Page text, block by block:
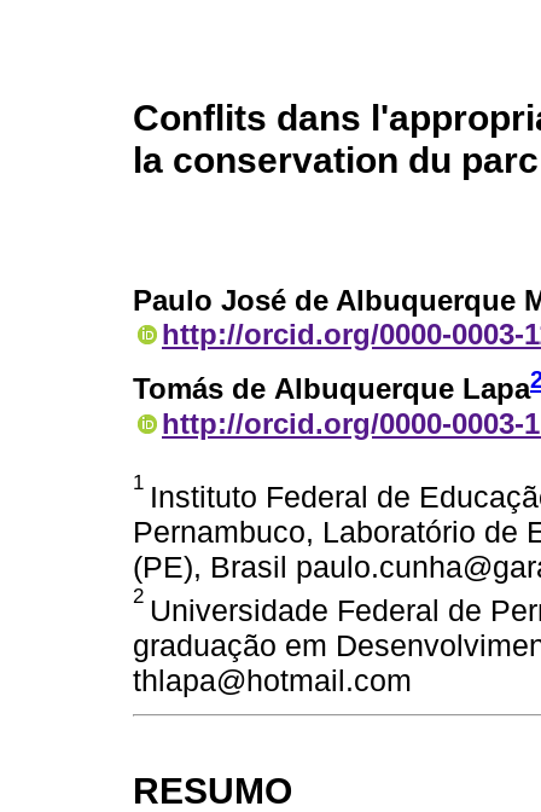
Conflits dans
la conservation du
Paulo José de Albuquerque
http://orcid.org/0000-0003-
Tomás de Albuquerque Lapa
http://orcid.org/0000-0003-
1 Instituto Federal de
Pernambuco, Laboratório de
(PE), Brasil
2 Universidade Federal de
graduação em
thlapa@hotmail.com
RESUMO